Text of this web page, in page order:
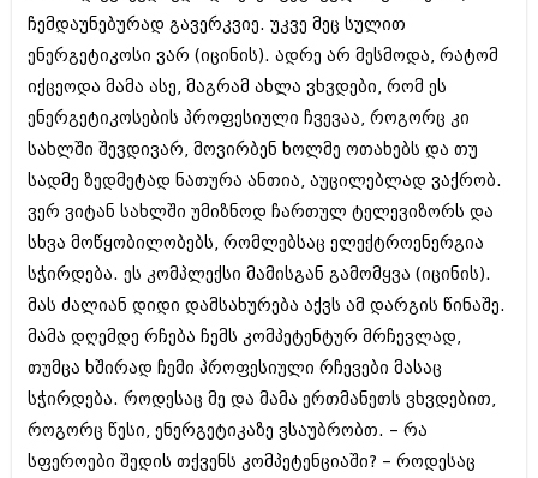
ნოემბერი 2016 (207)
ოქტომბერი 2016 (257)
სექტემბერი 2016 (224)
აგვისტო 2016 (258)
ივნისი 2016 (221)
მაისი 2016 (261)
აპრილი 2016 (215)
მარტი 2016 (200)
თებერვალი 2016 (250)
იანვარი 2016 (206)
დეკემბერი 2015 (207)
ნოემბერი 2015 (264)
ოქტომბერი 2015 (204)
სექტემბერი 2015 (215)
აგვისტო 2015 (286)
ივლისი 2015 (173)
მაისი 2015 (194)
აპრილი 2015 (208)
ჩემდაუნებურად გავერკვიე. უკვე მეც სულით
ენერგეტიკოსი ვარ (იცინის). ადრე არ მესმოდა, რატომ
იქცეოდა მამა ასე, მაგრამ ახლა ვხვდები, რომ ეს
ენერგეტიკოსების პროფესიული ჩვევაა, როგორც კი
სახლში შევდივარ, მოვირბენ ხოლმე ოთახებს და თუ
სადმე ზედმეტად ნათურა ანთია, აუცილებლად ვაქრობ.
ვერ ვიტან სახლში უმიზნოდ ჩართულ ტელევიზორს და
სხვა მოწყობილობებს, რომლებსაც ელექტროენერგია
სჭირდება. ეს კომპლექსი მამისგან გამომყვა (იცინის).
მას ძალიან დიდი დამსახურება აქვს ამ დარგის წინაშე.
მამა დღემდე რჩება ჩემს კომპეტენტურ მრჩევლად,
თუმცა ხშირად ჩემი პროფესიული რჩევები მასაც
სჭირდება. როდესაც მე და მამა ერთმანეთს ვხვდებით,
როგორც წესი, ენერგეტიკაზე ვსაუბრობთ. – რა
სფეროები შედის თქვენს კომპეტენციაში? – როდესაც